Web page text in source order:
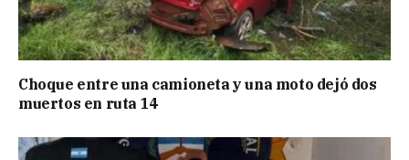
Choque entre una camioneta y una moto dejó dos
muertos en ruta 14